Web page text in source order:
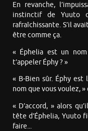
En revanche,
instinctif de Yuuto
rafraîchissante. S’il
être comme ça.
« Éphelia est un
t’appeler Éphy ? »
« B-Bien sûr. Éphy
nom que vous voulez,
« D’accord, » alors
tête d’Éphelia, Yuuto
faire...